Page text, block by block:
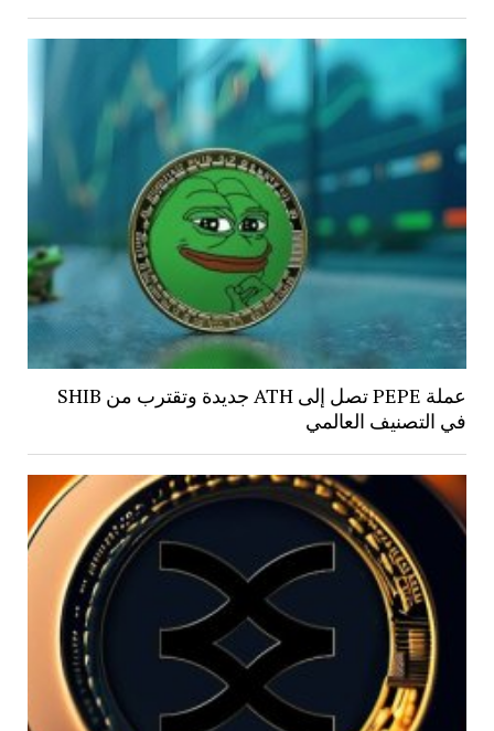
عملة PEPE تصل إلى ATH جديدة وتقترب من SHIB
في التصنيف العالمي